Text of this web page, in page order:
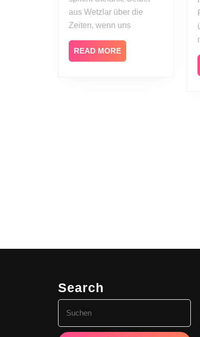
aus Wetzlar über die
Zeiten, wenn uns
READ MORE
MORE
Search
for: